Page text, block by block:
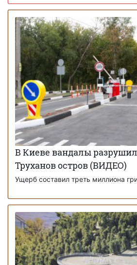
В Киеве вандалы
Труханов остров (ВИДЕО)
Ущерб составил треть миллиона